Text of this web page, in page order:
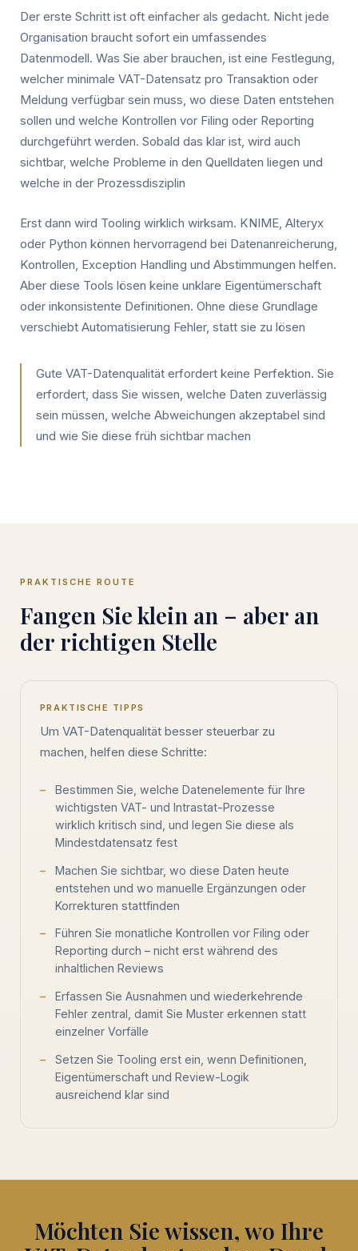
Der erste Schritt ist oft einfacher als gedacht. Nicht jede
Organisation braucht sofort ein umfassendes
Datenmodell. Was Sie aber brauchen, ist eine Festlegung,
welcher minimale VAT-Datensatz pro Transaktion oder
Meldung verfügbar sein muss, wo diese Daten entstehen
sollen und welche Kontrollen vor Filing oder Reporting
durchgeführt werden. Sobald das klar ist, wird auch
sichtbar, welche Probleme in den Quelldaten liegen und
welche in der Prozessdisziplin
Erst dann wird Tooling wirklich wirksam. KNIME, Alteryx
oder Python können hervorragend bei Datenanreicherung,
Kontrollen, Exception Handling und Abstimmungen helfen.
Aber diese Tools lösen keine unklare Eigentümerschaft
oder inkonsistente Definitionen. Ohne diese Grundlage
verschiebt Automatisierung Fehler, statt sie zu lösen
Gute VAT-Datenqualität erfordert keine Perfektion. Sie
erfordert, dass Sie wissen, welche Daten zuverlässig
sein müssen, welche Abweichungen akzeptabel sind
und wie Sie diese früh sichtbar machen
PRAKTISCHE ROUTE
Fangen Sie klein an – aber an
der richtigen Stelle
PRAKTISCHE TIPPS
Um VAT-Datenqualität besser steuerbar zu
machen, helfen diese Schritte:
Bestimmen Sie, welche Datenelemente für Ihre
wichtigsten VAT- und Intrastat-Prozesse
wirklich kritisch sind, und legen Sie diese als
Mindestdatensatz fest
Machen Sie sichtbar, wo diese Daten heute
entstehen und wo manuelle Ergänzungen oder
Korrekturen stattfinden
Führen Sie monatliche Kontrollen vor Filing oder
Reporting durch – nicht erst während des
inhaltlichen Reviews
Erfassen Sie Ausnahmen und wiederkehrende
Fehler zentral, damit Sie Muster erkennen statt
einzelner Vorfälle
Setzen Sie Tooling erst ein, wenn Definitionen,
Eigentümerschaft und Review-Logik
ausreichend klar sind
Möchten Sie wissen, wo Ihre